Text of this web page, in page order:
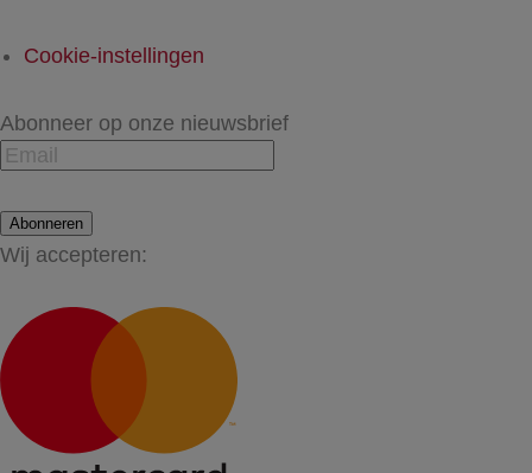
Cookie-instellingen
Abonneer op onze nieuwsbrief
Abonneren
Wij accepteren: